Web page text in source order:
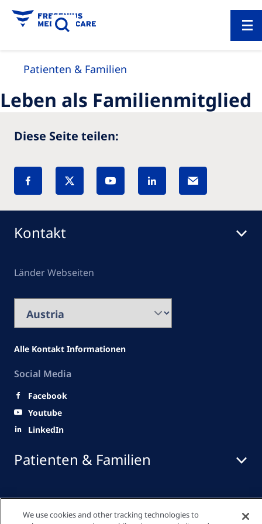
Patienten & Familien
Leben als Familienmitglied
Diese Seite teilen:
Patienten & Familien
Medizinisches Fachpersonal
Kontakt
Länder Webseiten
Alle Kontakt Informationen
Social Media
Facebook
Youtube
LinkedIn
We use cookies and other tracking technologies to